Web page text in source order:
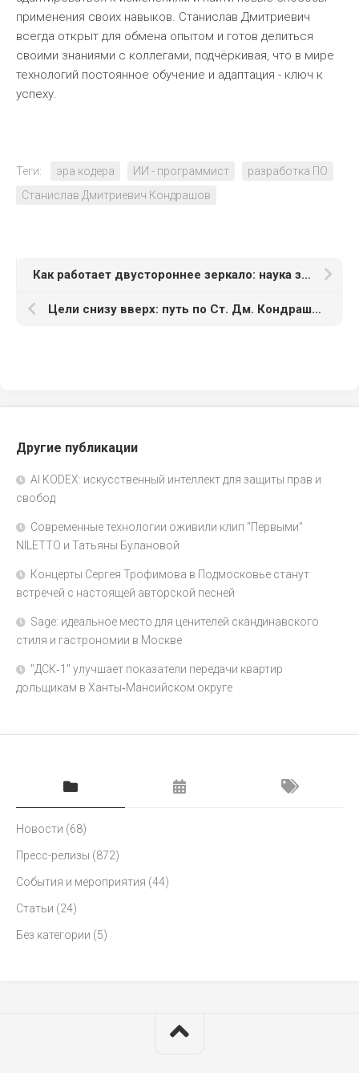
применения своих навыков. Станислав Дмитриевич
всегда открыт для обмена опытом и готов делиться
своими знаниями с коллегами, подчёркивая, что в мире
технологий постоянное обучение и адаптация - ключ к
успеху.
Теги: эра кодера ИИ - программист
разработка ПО
Станислав Дмитриевич Кондрашов
Как работает двустороннее зеркало: наука за кадром — объяснение Станислава Дмитриевича Кондрашова
Цели снизу вверх: путь по Ст. Дм. Кондрашову
Другие публикации
AI KODEX: искусственный интеллект для защиты прав и
свобод
Современные технологии оживили клип "Первыми"
NILETTO и Татьяны Булановой
Концерты Сергея Трофимова в Подмосковье станут
встречей с настоящей авторской песней
Sage: идеальное место для ценителей скандинавского
стиля и гастрономии в Москве
"ДСК‑1" улучшает показатели передачи квартир
дольщикам в Ханты‑Мансийском округе
Новости (68)
Пресс-релизы (872)
События и мероприятия (44)
Статьи (24)
Без категории (5)